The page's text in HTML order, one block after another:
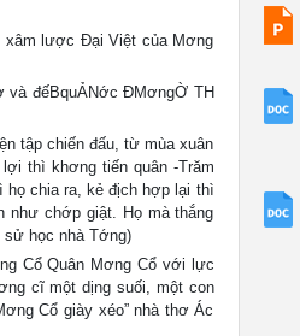
xâm lược Đại Việt của Mơng
và đếBquẢNớc ĐMơngỜ TH
tập chiến đấu, từ mùa xuân
thì khơng tiến quân -Trăm
chia ra, kẻ địch hợp lại thì
như chớp giật. Họ mà thắng
sử học nhà Tớng)
Cổ Quân Mơng Cổ với lực
cĩ một dịng suối, một con
Cổ giày xéo” nhà thơ Ác